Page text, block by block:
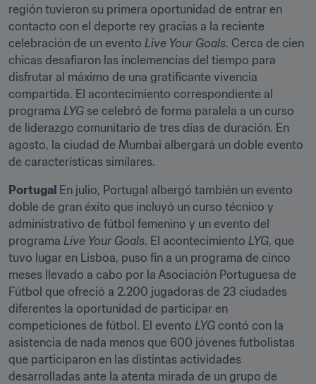
región tuvieron su primera oportunidad de entrar en
contacto con el deporte rey gracias a la reciente
celebración de un evento Live Your Goals. Cerca de cien
chicas desafiaron las inclemencias del tiempo para
disfrutar al máximo de una gratificante vivencia
compartida. El acontecimiento correspondiente al
programa LYG se celebró de forma paralela a un curso
de liderazgo comunitario de tres días de duración. En
agosto, la ciudad de Mumbai albergará un doble evento
de características similares.
Portugal En julio, Portugal albergó también un evento
doble de gran éxito que incluyó un curso técnico y
administrativo de fútbol femenino y un evento del
programa Live Your Goals. El acontecimiento LYG, que
tuvo lugar en Lisboa, puso fin a un programa de cinco
meses llevado a cabo por la Asociación Portuguesa de
Fútbol que ofreció a 2.200 jugadoras de 23 ciudades
diferentes la oportunidad de participar en
competiciones de fútbol. El evento LYG contó con la
asistencia de nada menos que 600 jóvenes futbolistas
que participaron en las distintas actividades
desarrolladas ante la atenta mirada de un grupo de